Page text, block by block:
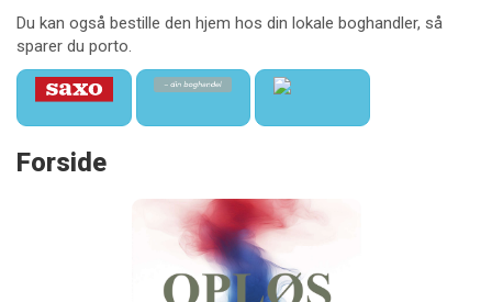
Du kan også bestille den hjem hos din lokale boghandler, så
sparer du porto.
Forside